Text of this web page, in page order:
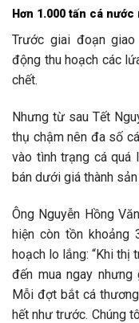
Hơn 1.000 tấn cá
Trước giai đoạn
động thu hoạch các
chết.
Nhưng từ sau Tết
thụ chậm nên đa số
vào tình trạng cá quá
bán dưới giá thành
Ông Nguyễn Hồng
hiện còn tồn khoảng
hoạch lo lắng: “Khi
đến mua ngay
Mỗi đợt bắt cá
hết như trước. Chúng